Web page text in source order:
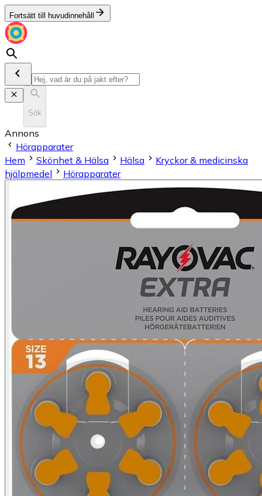
Fortsätt till huvudinnehåll
Sök
Annons
Hörapparater
Hem
Skönhet & Hälsa Hälsa
Kryckor & medicinska
hjälpmedel
Hörapparater